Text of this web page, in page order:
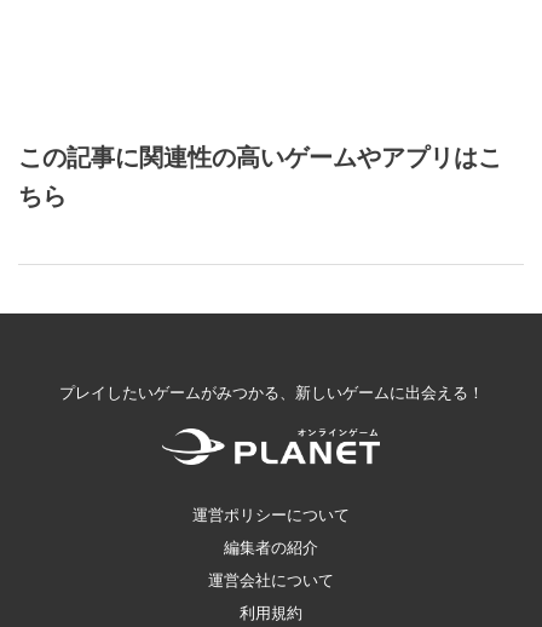
この記事に関連性の高いゲームやアプリはこ
ちら
プレイしたいゲームがみつかる、新しいゲームに出会える！
運営ポリシーについて
編集者の紹介
運営会社について
利用規約